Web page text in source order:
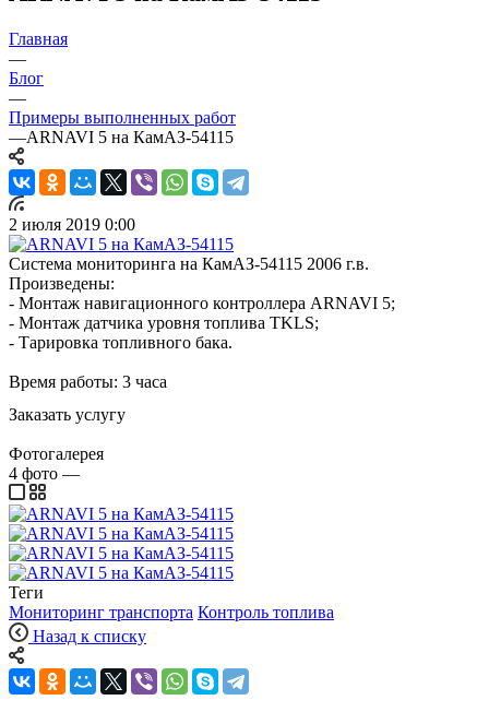
Главная
—
Блог
—
Примеры выполненных работ
—ARNAVI 5 на КамАЗ-54115
2 июля 2019 0:00
Система мониторинга на КамАЗ-54115 2006 г.в.
Произведены:
- Монтаж навигационного контроллера ARNAVI 5;
- Монтаж датчика уровня топлива TKLS;
- Тарировка топливного бака.
Время работы: 3 часа
Заказать услугу
Фотогалерея
4 фото —
Теги
Мониторинг транспорта Контроль топлива
Назад к списку